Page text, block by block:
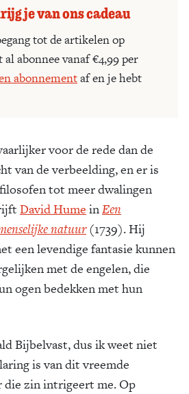
je van ons cadeau
tot de artikelen op
abonnee vanaf €4,99 per
abonnementaf en je hebt
voor de rede dan de
van de verbeelding, en er is
tot meer dwalingen
David Hume inEen
natuur(1739). Hij
een levendige fantasie kunnen
met de engelen, die
ogen bedekken met hun
Bijbelvast, dus ik weet niet
is van dit vreemde
die zin intrigeert me. Op